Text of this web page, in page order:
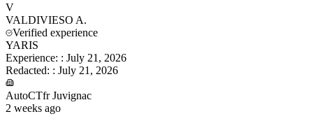
V
VALDIVIESO A.
Verified experience
YARIS
Experience: : July 21, 2026
Redacted: : July 21, 2026
AutoCTfr Juvignac
2 weeks ago